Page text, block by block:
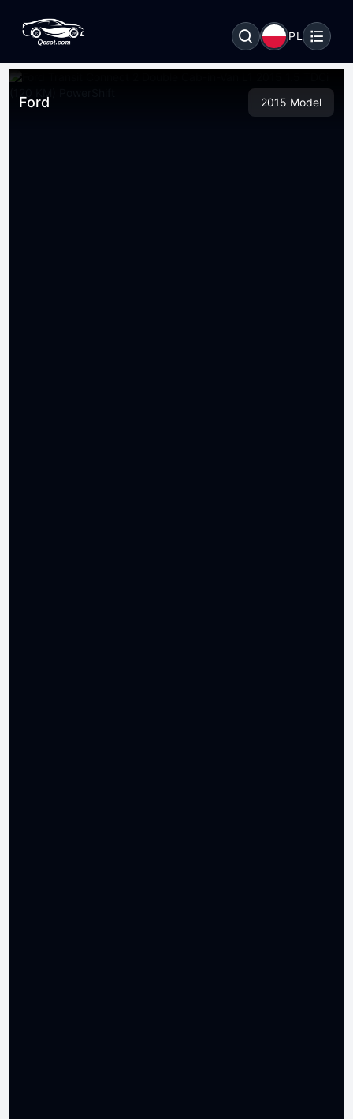
PL
Ford 2015 Model